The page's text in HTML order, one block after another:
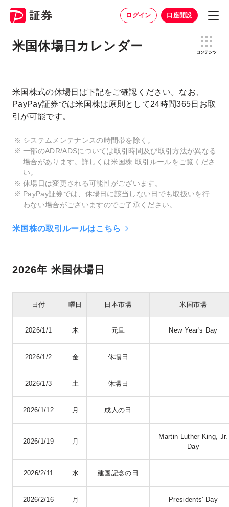
ログイン 口座開設
米国休場日カレンダー
米国株式の休場日は下記をご確認ください。なお、
PayPay証券では米国株は原則として24時間365日お取
引が可能です。
システムメンテナンスの時間帯を除く。
一部のADR/ADSについては取引時間及び取引方法が異なる
場合があります。詳しくは米国株 取引ルールをご覧くださ
い。
休場日は変更される可能性がございます。
PayPay証券では、休場日に該当しない日でも取扱いを行
わない場合がございますのでご了承ください。
米国株の取引ルールはこちら
2026年 米国休場日
日付 曜日 日本市場 米国市場
2026/1/1 木 元旦 New Year's Day
2026/1/2 金 休場日
2026/1/3 土 休場日
2026/1/12 月 成人の日
2026/1/19 月
Martin Luther King, Jr.
Day
2026/2/11 水 建国記念の日
2026/2/16 月 Presidents' Day